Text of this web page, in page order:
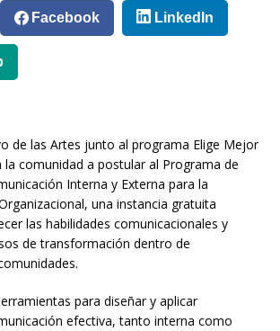
Facebook LinkedIn
de las Artes junto al programa Elige Mejor
la comunidad a postular al Programa de
Interna y Externa para la
una instancia gratuita
las habilidades comunicacionales y
de transformación dentro de
para diseñar y aplicar
efectiva, tanto interna como